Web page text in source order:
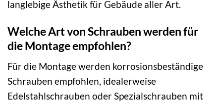
langlebige Ästhetik für Gebäude aller Art.
Welche Art von Schrauben werden für
die Montage empfohlen?
Für die Montage werden korrosionsbeständige
Schrauben empfohlen, idealerweise
Edelstahlschrauben oder Spezialschrauben mit